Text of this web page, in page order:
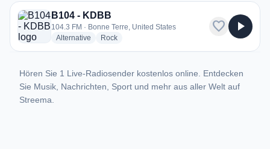
1 Radiosender aus Bonne Terre
B104 - KDBB
104.3 FM · Bonne Terre, United States
Alternative radio stations
Rockradio stations
favorite play_arrow
Hören Sie 1 Live-Radiosender kostenlos online. Entdecken
Sie Musik, Nachrichten, Sport und mehr aus aller Welt auf
Streema.